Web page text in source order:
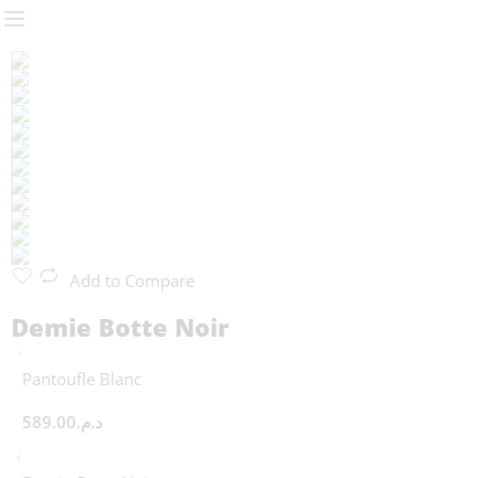
Add to Compare
Demie Botte Noir
Pantoufle Blanc
د.م.589.00